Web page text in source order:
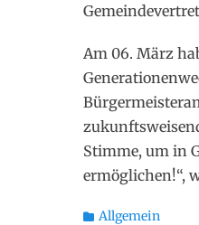
Am 06. März
Stimme, um in
ermöglichen!“,
Kategorien
Allgemein